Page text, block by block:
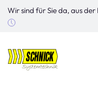
Wir sind für Sie da, aus